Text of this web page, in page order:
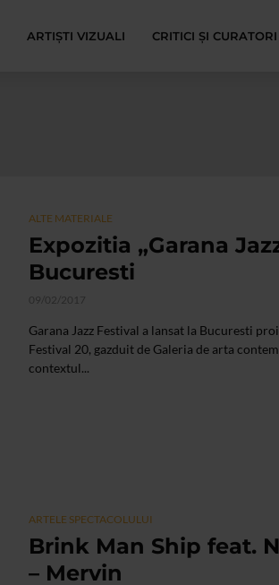
ARTIȘTI VIZUALI CRITICI ȘI CURATORI
ALTE MATERIALE
Expozitia „Garana
Bucuresti
09/02/2017
Garana Jazz Festival a lansat la Bucuresti
Festival 20, gazduit de Galeria de arta
contextul...
ARTELE SPECTACOLULUI
Brink Man Ship feat.
– Mervin